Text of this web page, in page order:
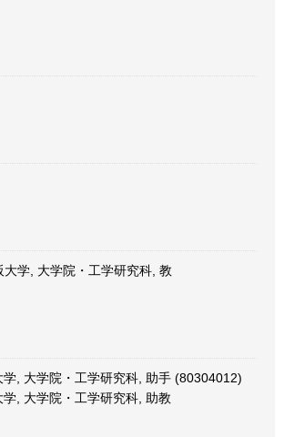
大学, 大学院・工学研究科, 教
学, 大学院・工学研究科, 助手 (80304012)
学, 大学院・工学研究科, 助教